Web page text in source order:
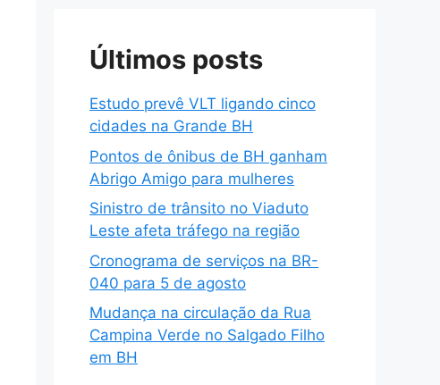
Últimos posts
Estudo prevê VLT ligando cinco
cidades na Grande BH
Pontos de ônibus de BH ganham
Abrigo Amigo para mulheres
Sinistro de trânsito no Viaduto
Leste afeta tráfego na região
Cronograma de serviços na BR-
040 para 5 de agosto
Mudança na circulação da Rua
Campina Verde no Salgado Filho
em BH